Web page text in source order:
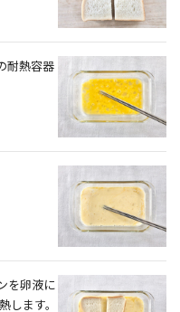
耐熱容器
を卵液に
します。